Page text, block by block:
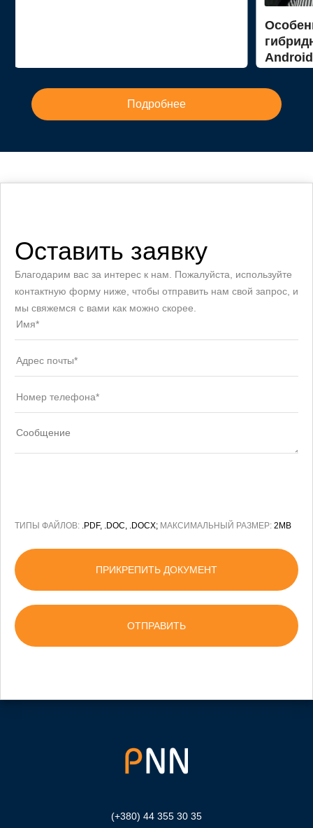
Подробнее
Оставить заявку
Благодарим вас за интерес к нам. Пожалуйста, используйте
контактную форму ниже, чтобы отправить нам свой запрос, и
мы свяжемся с вами как можно скорее.
ТИПЫ ФАЙЛОВ: .PDF, .DOC, .DOCX; МАКСИМАЛЬНЫЙ РАЗМЕР: 2MB
ПРИКРЕПИТЬ ДОКУМЕНТ
(+380) 44 355 30 35